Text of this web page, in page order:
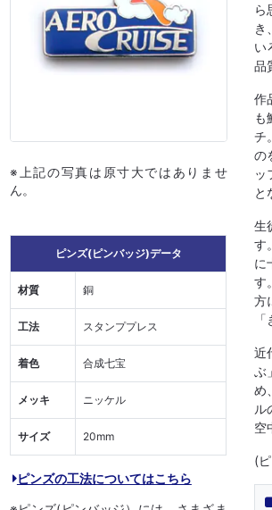
※上記の写真は原寸大ではありませ
ん。
ピンズ(ピンバッジ)データ
材質 銅
工法 スタンププレス
着色 合成七宝
メッキ ニッケル
サイズ 20mm
ピンズの工法についてはこちら
ら
き
い
品
作
も
チ
の
ッ
と
生
す
に
す
方
近
ぶ
め
ル
空
(